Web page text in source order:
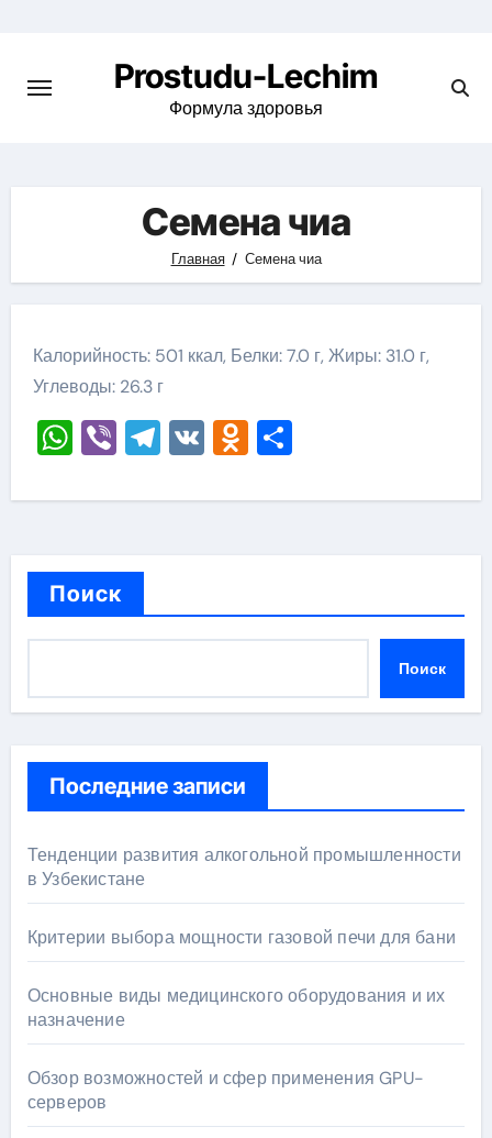
содержимому
Prostudu-Lechim
Формула здоровья
Семена чиа
Главная Семена чиа
Калорийность: 501 ккал, Белки: 7.0 г, Жиры: 31.0 г,
Углеводы: 26.3 г
WhatsApp
ViberTelegram
VKOdnoklassniki
Отправить
Поиск
Поиск
Последние записи
Тенденции развития алкогольной промышленности
в Узбекистане
Критерии выбора мощности газовой печи для бани
Основные виды медицинского оборудования и их
назначение
Обзор возможностей и сфер применения GPU-
серверов